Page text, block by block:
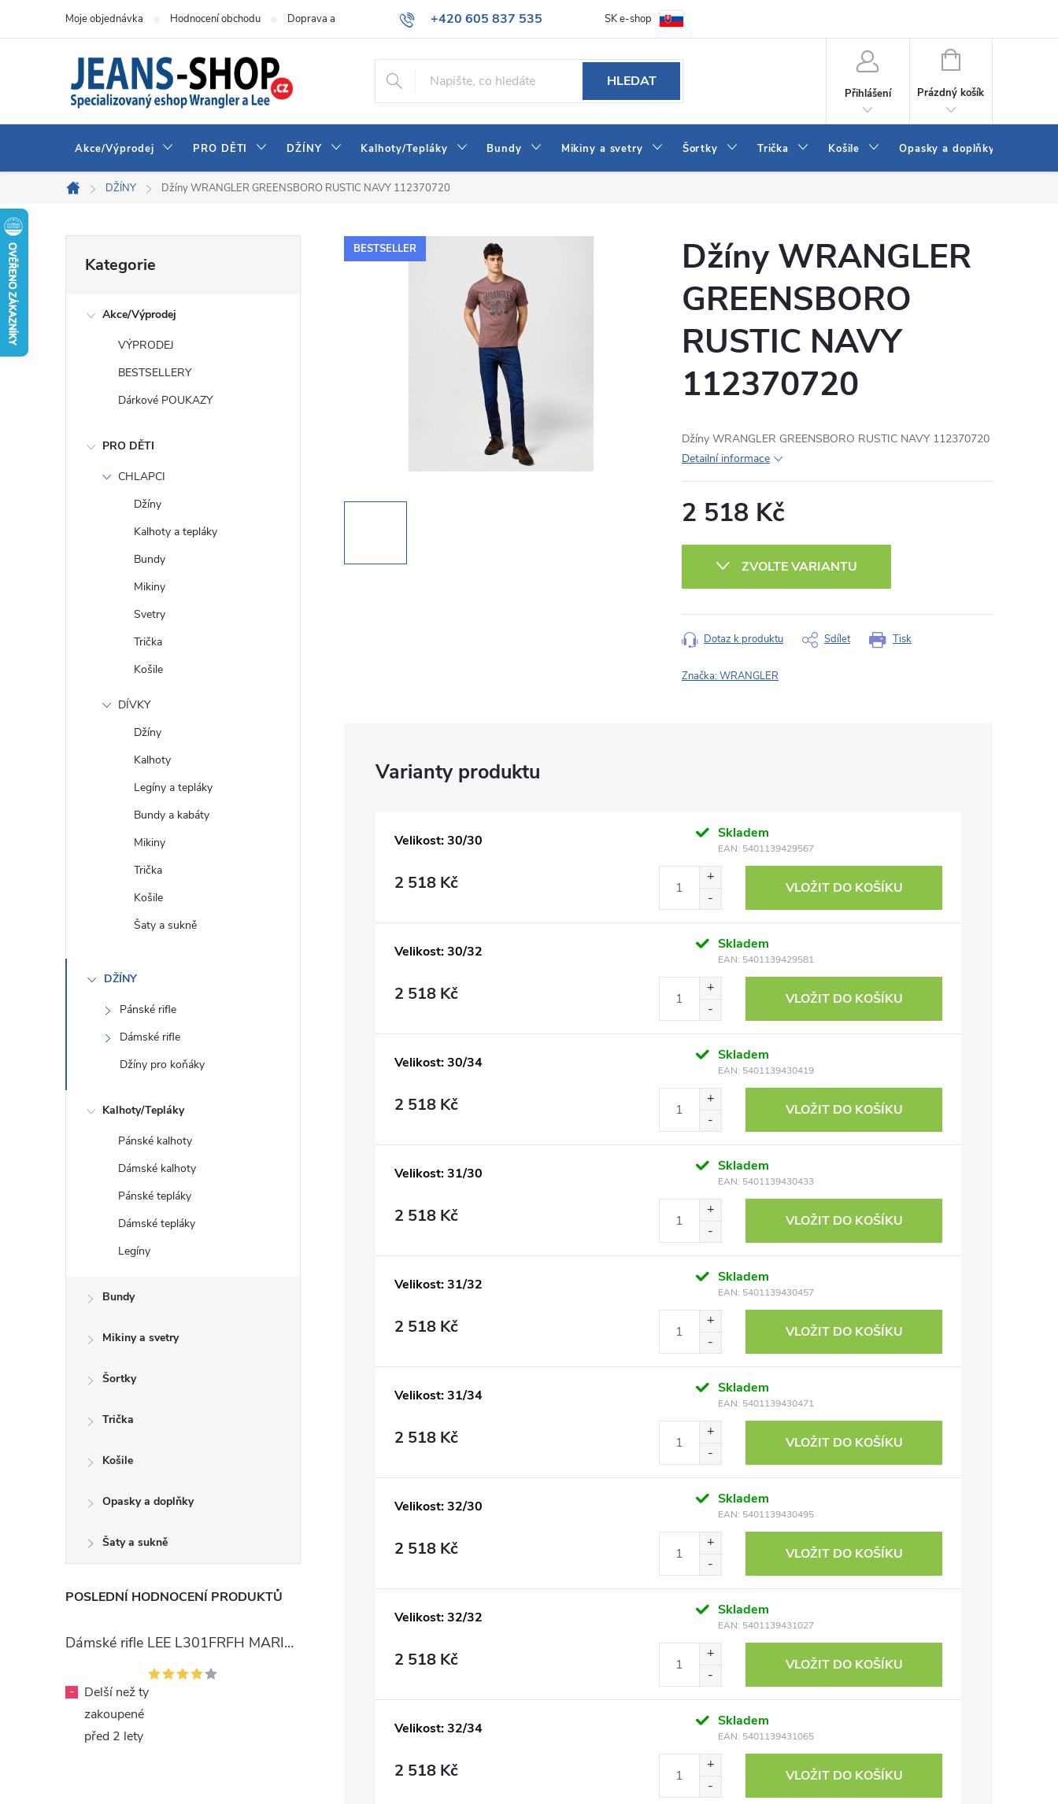
+420 605 837 535
info@jeans-shop.cz
Moje objednávka Hodnocení obchodu Doprava a platba Obchodní podmínky Naše prodejna Blog Kontakt
SK e-shop
HLEDAT
Přihlášení
NÁKUPNÍ
Prázdný košík
Akce/Výprodej PRO DĚTI DŽÍNY Kalhoty/Tepláky Bundy Mikiny a svetry Šortky Trička Košile Opasky a doplňky
Domů
DŽÍNY Džíny WRANGLER GREENSBORO RUSTIC NAVY 112370720
kategorie
Kategorie
Akce/Výprodej
VÝPRODEJ
BESTSELLERY
Dárkové POUKAZY
PRO DĚTI
CHLAPCI
Džíny
Kalhoty a tepláky
Bundy
Mikiny
Svetry
Trička
Košile
DÍVKY
Džíny
Kalhoty
Legíny a tepláky
Bundy a kabáty
Mikiny
Trička
Košile
Šaty a sukně
DŽÍNY
Pánské rifle
Dámské rifle
Džíny pro koňáky
Kalhoty/Tepláky
Pánské kalhoty
Dámské kalhoty
Pánské tepláky
Dámské tepláky
Legíny
Bundy
Mikiny a svetry
Šortky
Trička
Košile
Opasky a doplňky
Šaty a sukně
POSLEDNÍ HODNOCENÍ PRODUKTŮ
Dámské rifle LEE L301FRFH MARION STRAIGHT RINSE
-
Delší než ty
zakoupené
před 2 lety
BESTSELLER
Džíny WRANGLER
GREENSBORO
RUSTIC NAVY
112370720
Džíny WRANGLER GREENSBORO RUSTIC NAVY 112370720
Detailní informace
2 518 Kč
ZVOLTE VARIANTU
Tisk
Dotaz k produktu Sdílet
Značka:WRANGLER
Velikost: 30/30 Skladem
EAN: 5401139429567
2 518 Kč VLOŽIT DO KOŠÍKU
Velikost: 30/32 Skladem
EAN: 5401139429581
2 518 Kč VLOŽIT DO KOŠÍKU
Velikost: 30/34 Skladem
EAN: 5401139430419
2 518 Kč VLOŽIT DO KOŠÍKU
Velikost: 31/30 Skladem
EAN: 5401139430433
2 518 Kč VLOŽIT DO KOŠÍKU
Velikost: 31/32 Skladem
EAN: 5401139430457
2 518 Kč VLOŽIT DO KOŠÍKU
Velikost: 31/34 Skladem
EAN: 5401139430471
2 518 Kč VLOŽIT DO KOŠÍKU
Velikost: 32/30 Skladem
EAN: 5401139430495
2 518 Kč VLOŽIT DO KOŠÍKU
Velikost: 32/32 Skladem
EAN: 5401139431027
2 518 Kč VLOŽIT DO KOŠÍKU
Velikost: 32/34 Skladem
EAN: 5401139431065
2 518 Kč VLOŽIT DO KOŠÍKU